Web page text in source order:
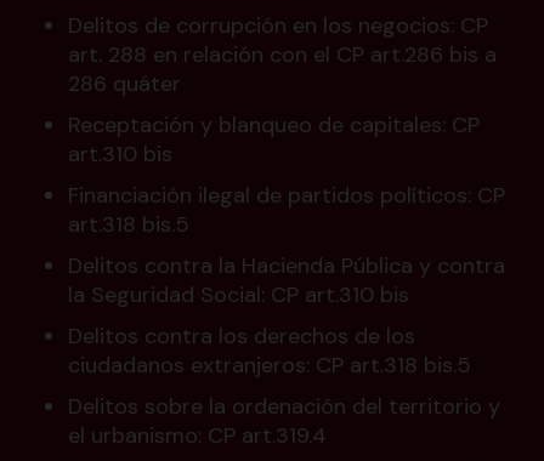
Delitos de corrupción en los negocios: CP
art. 288 en relación con el CP art.286 bis a
286 quáter
Receptación y blanqueo de capitales: CP
art.310 bis
Financiación ilegal de partidos políticos: CP
art.318 bis.5
Delitos contra la Hacienda Pública y contra
la Seguridad Social: CP art.310 bis
Delitos contra los derechos de los
ciudadanos extranjeros: CP art.318 bis.5
Delitos sobre la ordenación del territorio y
el urbanismo: CP art.319.4